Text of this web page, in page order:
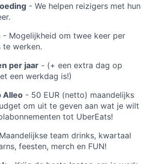
- We helpen reizigers met hun
- Mogelijkheid om twee keer per
te werken.
per jaar - (+ een extra dag op
een werkdag is!)
Alleo - 50 EUR (netto) maandelijks
om uit te geven aan wat je wilt
tot UberEats!
team drinks, kwartaal
feesten, merch en FUN!